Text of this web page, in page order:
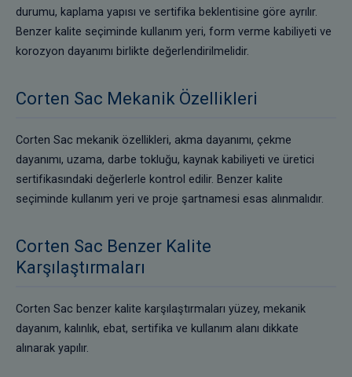
durumu, kaplama yapısı ve sertifika beklentisine göre ayrılır.
Benzer kalite seçiminde kullanım yeri, form verme kabiliyeti ve
korozyon dayanımı birlikte değerlendirilmelidir.
Corten Sac Mekanik Özellikleri
Corten Sac mekanik özellikleri, akma dayanımı, çekme
dayanımı, uzama, darbe tokluğu, kaynak kabiliyeti ve üretici
sertifikasındaki değerlerle kontrol edilir. Benzer kalite
seçiminde kullanım yeri ve proje şartnamesi esas alınmalıdır.
Corten Sac Benzer Kalite
Karşılaştırmaları
Corten Sac benzer kalite karşılaştırmaları yüzey, mekanik
dayanım, kalınlık, ebat, sertifika ve kullanım alanı dikkate
alınarak yapılır.